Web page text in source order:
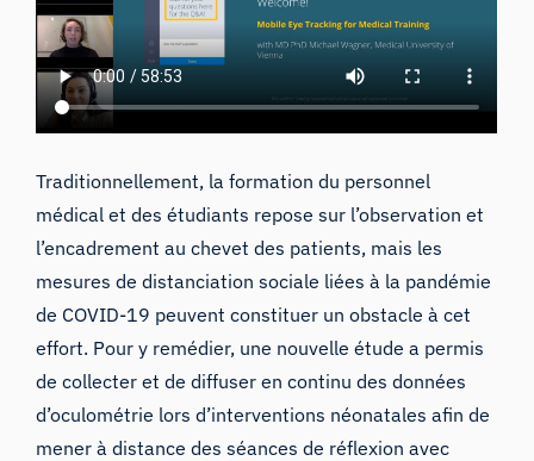
Traditionnellement, la formation du personnel
médical et des étudiants repose sur l’observation et
l’encadrement au chevet des patients, mais les
mesures de distanciation sociale liées à la pandémie
de COVID-19 peuvent constituer un obstacle à cet
effort. Pour y remédier, une nouvelle étude a permis
de collecter et de diffuser en continu des données
d’oculométrie lors d’interventions néonatales afin de
mener à distance des séances de réflexion avec